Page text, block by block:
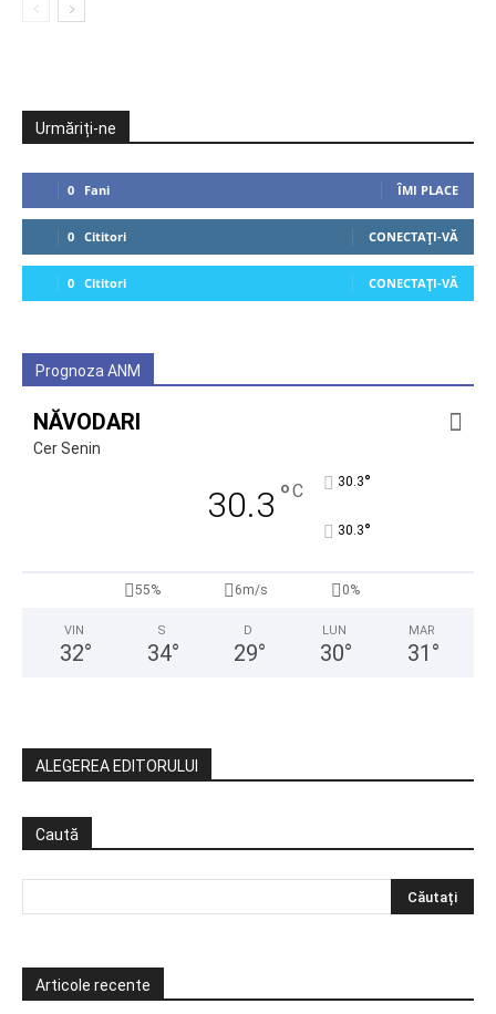
Urmăriți-ne
0 Fani ÎMI PLACE
0 Cititori CONECTAȚI-VĂ
0 Cititori CONECTAȚI-VĂ
Prognoza ANM
NĂVODARI
Cer Senin
30.3 °C 30.3°
30.3°
55% 6m/s 0%
VIN
32°
S
34°
D
29°
LUN
30°
MAR
31 °
ALEGEREA EDITORULUI
Caută
Articole recente